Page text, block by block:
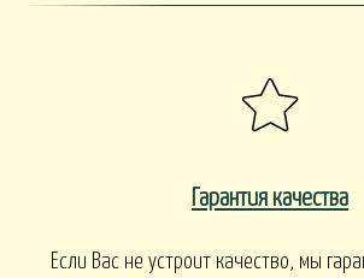
Гарантия качества
Если Вас не устроит качество, мы